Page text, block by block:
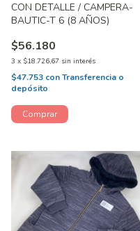
CON DETALLE / CAMPERA-
BAUTIC-T 6 (8 AÑOS)
$56.180
3 x $18.726,67 sin interés
$47.753 conTransferencia o
depósito